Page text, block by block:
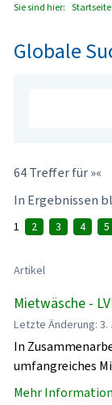
Sie sind hier: Startseite
Globale
64 Treffer für »«
In Ergebnissen
1 2 3 4 5
Artikel
Mietwäsche -
Letzte Änderung: 3.
In
umfangreiches
Mehr